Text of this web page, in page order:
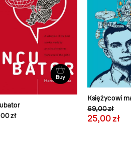
Księżycowi marzyciele